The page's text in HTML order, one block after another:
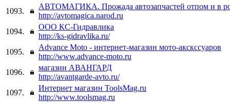
1093.
АВТОМАГИКА. Прожада автозапчастей отпом и в
http://avtomagica.narod.ru
1094.
ООО КС-Гидравлика
http://ks-gidravlika.ru/
1095.
Advance Moto - интернет-магазин мото-акскссуаров
http://www.advance-moto.ru
1096.
магазин АВАНГАРД
http://avantgarde-avto.ru/
1097.
Интернет магазин ToolsMag.ru
http://www.toolsmag.ru